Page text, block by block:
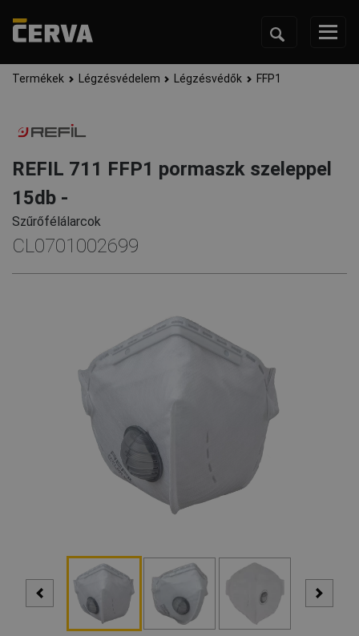
Termékek Légzésvédelem Légzésvédők FFP1
REFIL 711 FFP1 pormaszk szeleppel
15db -
Szűrőfélálarcok
CL0701002699